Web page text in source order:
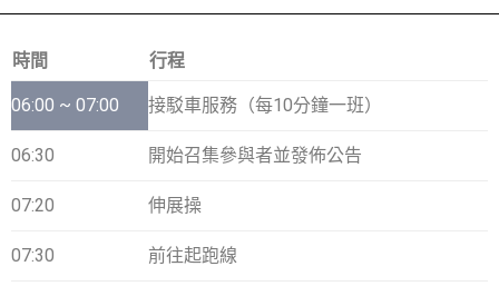
時間 行程
06:00 ~ 07:00 接駁車服務（每10分鐘一班）
06:30 開始召集參與者並發佈公告
07:20 伸展操
07:30 前往起跑線